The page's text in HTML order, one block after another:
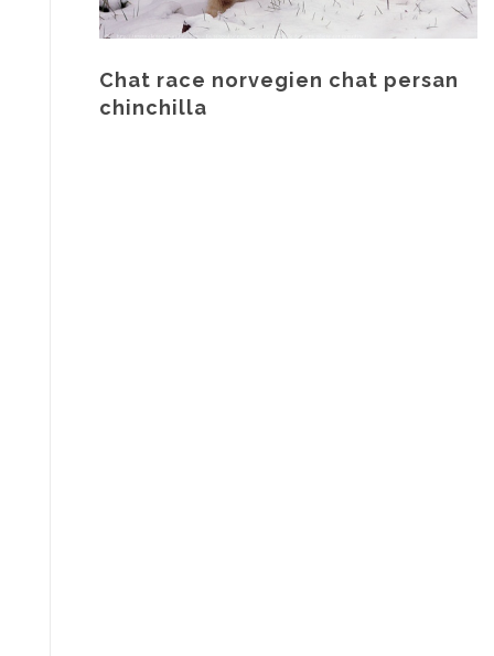
Chat race norvegien chat persan
chinchilla